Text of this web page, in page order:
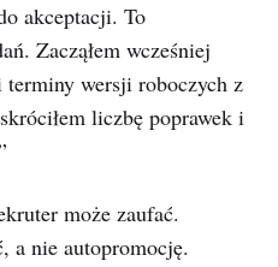
akceptacji. To
Zacząłem wcześniej
wersji roboczych z
liczbę poprawek i
może zaufać.
a nie autopromocję.